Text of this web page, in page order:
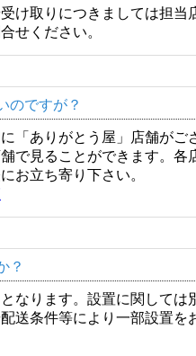
け取りにつきましては担
せください。
のですが？
「ありがとう屋」店舗が
で見ることができます。
お立ち寄り下さい。
？
なります。設置に関して
送条件等により一部設置